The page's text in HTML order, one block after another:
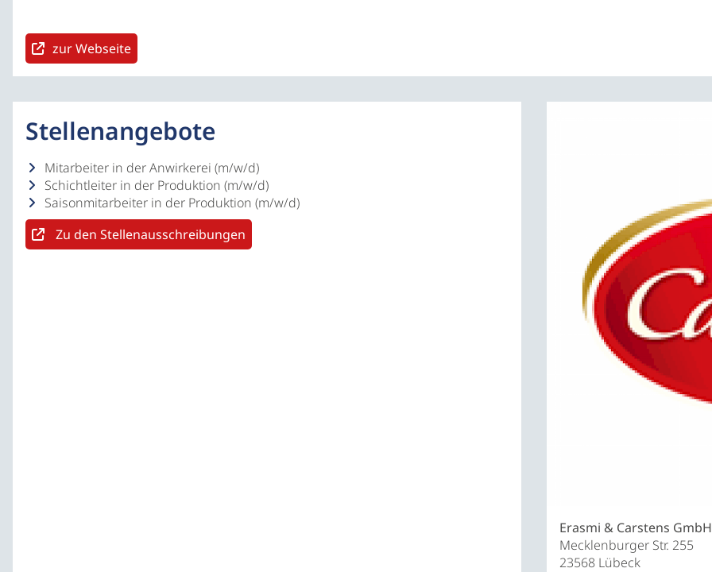
zur Webseite
Stellenangebote
Mitarbeiter in der Anwirkerei (m/w/d)
Schichtleiter in der Produktion (m/w/d)
Saisonmitarbeiter in der Produktion (m/w/d)
Zu den Stellenausschreibungen
Erasmi & Carstens GmbH
Mecklenburger Str. 255
23568 Lübeck